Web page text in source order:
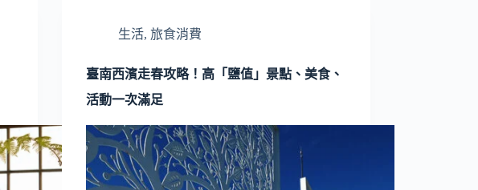
生活,旅食消費
臺南西濱走春攻略！高「鹽值」景點、美食、
活動一次滿足